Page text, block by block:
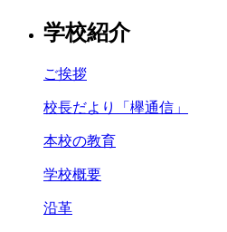
学校紹介
ご挨拶
校長だより「欅通信」
本校の教育
学校概要
沿革